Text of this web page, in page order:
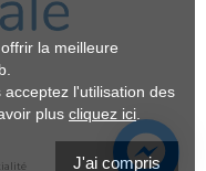
la meilleure
l'utilisation des
plus cliquez ici
J'ai compris